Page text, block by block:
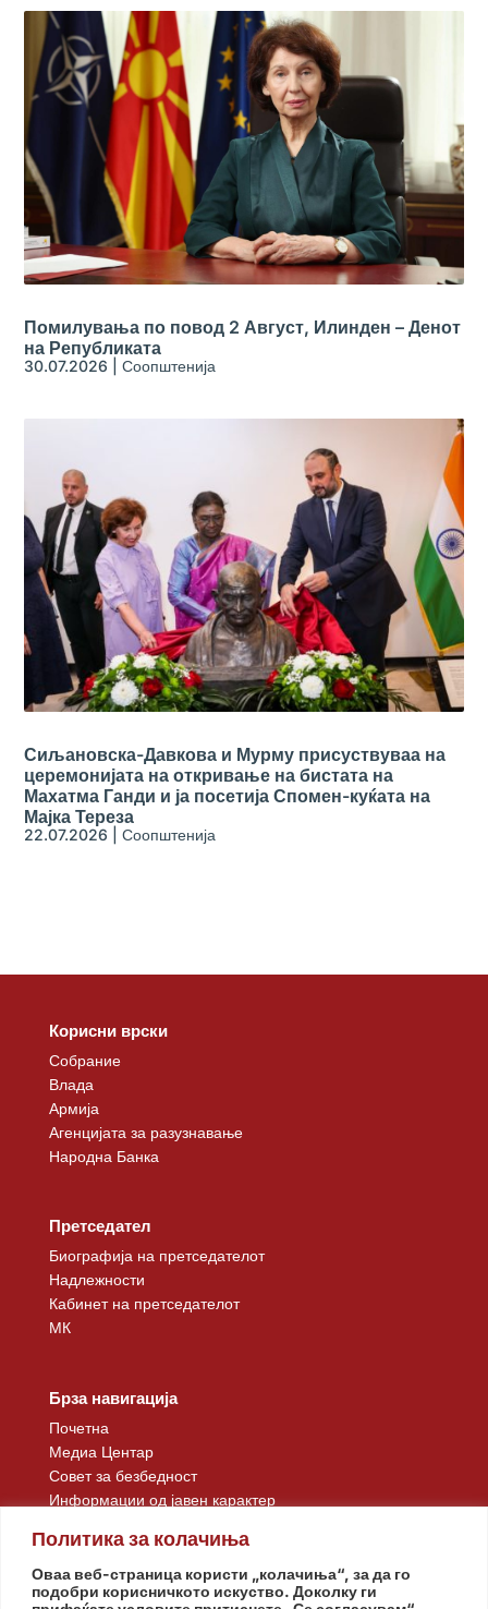
Политика за колачиња
Оваа веб-страница користи „колачиња“, за да го
подобри корисничкото искуство. Доколку ги
Помилувања по повод 2 Август, Илинден – Денот
на Републиката
30.07.2026 |Соопштенија
Сиљановска-Давкова и Мурму присуствуваа на
церемонијата на откривање на бистата на
Махатма Ганди и ја посетија Спомен-куќата на
Мајка Тереза
22.07.2026 |Соопштенија
Корисни врски
Собрание
Влада
Армија
Агенцијата за разузнавање
Народна Банка
Претседател
Биографија на претседателот
Надлежности
Кабинет на претседателот
МК
Брза навигација
Почетна
Медиа Центар
Совет за безбедност
Информации од јавен карактер